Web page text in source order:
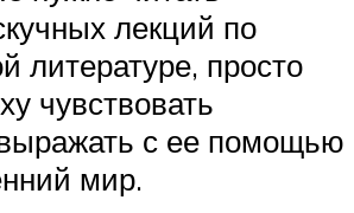
лекций по
литературе, просто
чувствовать
с ее помощью
мир.